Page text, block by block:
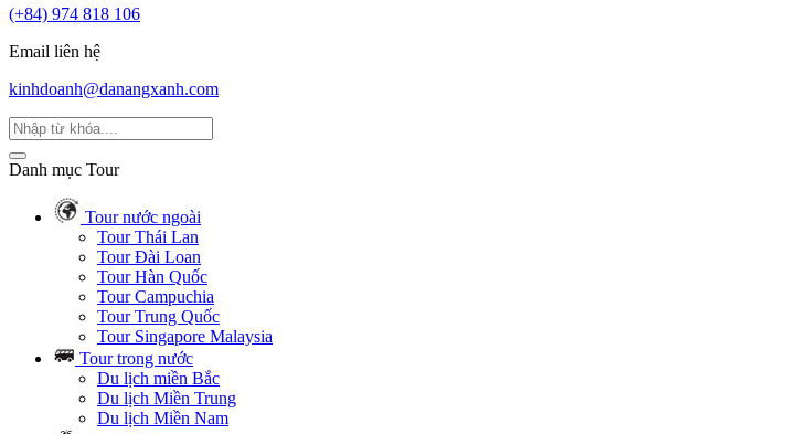
(+84) 974 818 106
Email liên hệ
kinhdoanh@danangxanh.com
Danh mục Tour
Tour nước ngoài
Tour Thái Lan
Tour Đài Loan
Tour Hàn Quốc
Tour Campuchia
Tour Trung Quốc
Tour Singapore Malaysia
Tour trong nước
Du lịch miền Bắc
Du lịch Miền Trung
Du lịch Miền Nam